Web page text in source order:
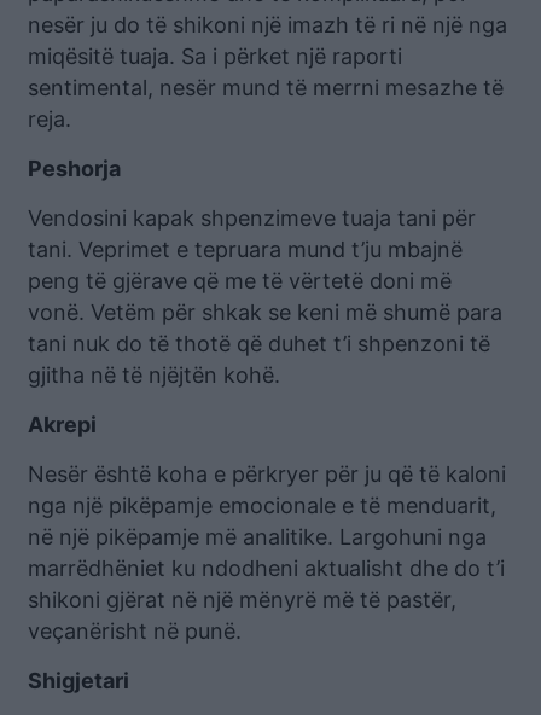
nesër ju do të shikoni një imazh të ri në një nga
miqësitë tuaja. Sa i përket një raporti
sentimental, nesër mund të merrni mesazhe të
reja.
Peshorja
Vendosini kapak shpenzimeve tuaja tani për
tani. Veprimet e tepruara mund t’ju mbajnë
peng të gjërave që me të vërtetë doni më
vonë. Vetëm për shkak se keni më shumë para
tani nuk do të thotë që duhet t’i shpenzoni të
gjitha në të njëjtën kohë.
Akrepi
Nesër është koha e përkryer për ju që të kaloni
nga një pikëpamje emocionale e të menduarit,
në një pikëpamje më analitike. Largohuni nga
marrëdhëniet ku ndodheni aktualisht dhe do t’i
shikoni gjërat në një mënyrë më të pastër,
veçanërisht në punë.
Shigjetari